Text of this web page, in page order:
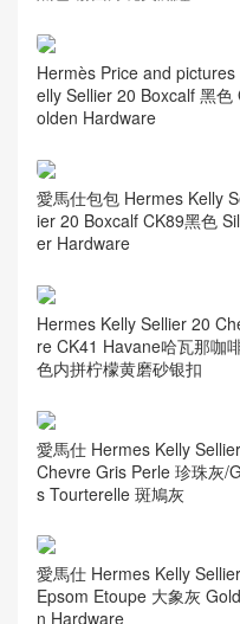
Hermes MiniKelly 2代 CK89
黑色 霧面方塊美洲鱷
elly Sellier 20 Boxcalf 黑色 G
olden Hardware
ier 20 Boxcalf CK89黑色 Silv
er Hardware
re CK41 Havane哈瓦那咖啡
色内拼柠檬黄磨砂银扣